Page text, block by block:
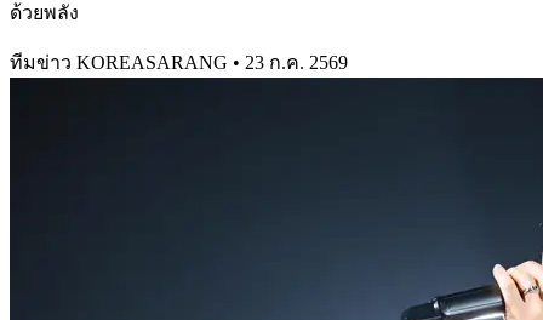
ด้วยพลัง
ทีมข่าว KOREASARANG • 23 ก.ค. 2569